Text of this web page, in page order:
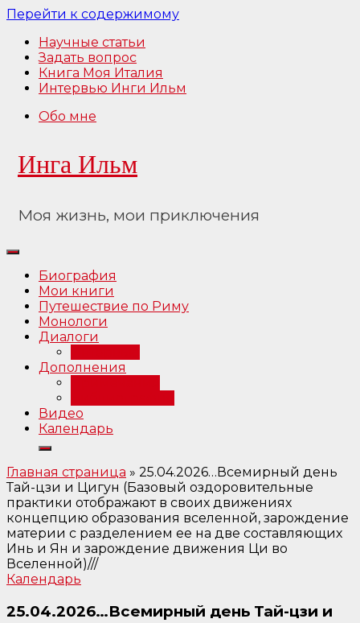
Перейти к содержимому
Научные статьи
Задать вопрос
Книга Моя Италия
Интервью Инги Ильм
Обо мне
Инга Ильм
Моя жизнь, мои приключения
Биография
Мои книги
Путешествие по Риму
Монологи
Диалоги
Дополнения
Видео
Календарь
Главная страница » 25.04.2026…Всемирный день
Тай-цзи и Цигун (Базовый оздоровительные
практики отображают в своих движениях
концепцию образования вселенной, зарождение
материи с разделением ее на две составляющих
Инь и Ян и зарождение движения Ци во
Вселенной)///
Календарь
25.04.2026…Всемирный день Тай-цзи и